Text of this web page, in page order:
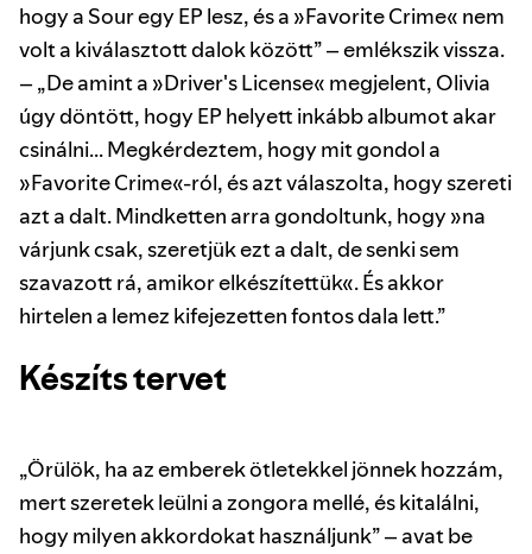
hogy a Sour egy EP lesz, és a »Favorite Crime« nem
volt a kiválasztott dalok között” – emlékszik vissza.
– „De amint a »Driver's License« megjelent, Olivia
úgy döntött, hogy EP helyett inkább albumot akar
csinálni... Megkérdeztem, hogy mit gondol a
»Favorite Crime«-ról, és azt válaszolta, hogy szereti
azt a dalt. Mindketten arra gondoltunk, hogy »na
várjunk csak, szeretjük ezt a dalt, de senki sem
szavazott rá, amikor elkészítettük«. És akkor
hirtelen a lemez kifejezetten fontos dala lett.”
Készíts tervet
„Örülök, ha az emberek ötletekkel jönnek hozzám,
mert szeretek leülni a zongora mellé, és kitalálni,
hogy milyen akkordokat használjunk” – avat be